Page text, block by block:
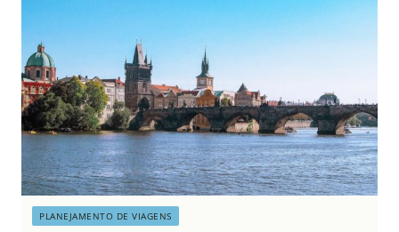
PLANEJAMENTO DE VIAGENS